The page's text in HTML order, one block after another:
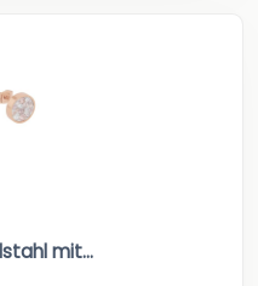
mit...